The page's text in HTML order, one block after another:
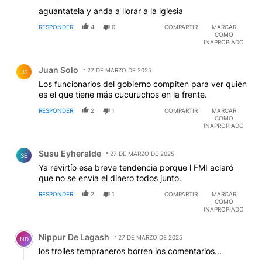
aguantatela y anda a llorar a la iglesia
RESPONDER 4 0 COMPARTIR
MARCAR
COMO
INAPROPIADO
JS Juan Solo 27 DE MARZO DE 2025
Los funcionarios del gobierno compiten para ver quién
es el que tiene más cucuruchos en la frente.
RESPONDER 2 1 COMPARTIR
MARCAR
COMO
INAPROPIADO
SE Susu Eyheralde 27 DE MARZO DE 2025
Ya revirtío esa breve tendencia porque l FMI aclaró
que no se envía el dinero todos junto.
RESPONDER 2 1 COMPARTIR
MARCAR
COMO
INAPROPIADO
Comentario de Nippur De Lagash.
ND Nippur De Lagash 27 DE MARZO DE 2025
los trolles tempraneros borren los comentarios...